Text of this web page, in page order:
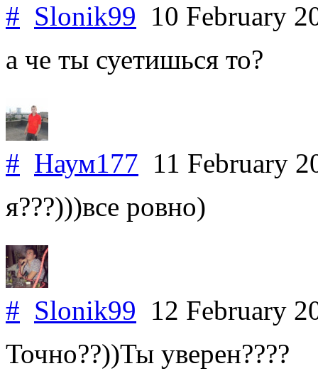
# Slonik99 10 February
а че ты суетишься то?
# Наум177 11 February
я???)))все ровно)
# Slonik99 12 February
Точно??))Ты уверен????